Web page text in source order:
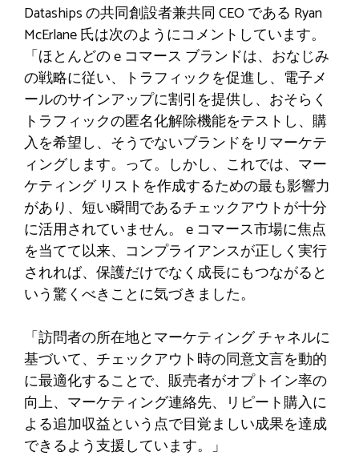
Dataships の共同創設者兼共同 CEO である Ryan
McErlane 氏は次のようにコメントしています。
「ほとんどの e コマース ブランドは、おなじみ
の戦略に従い、トラフィックを促進し、電子メ
ールのサインアップに割引を提供し、おそらく
トラフィックの匿名化解除機能をテストし、購
入を希望し、そうでないブランドをリマーケテ
ィングします。って。しかし、これでは、マー
ケティング リストを作成するための最も影響力
があり、短い瞬間であるチェックアウトが十分
に活用されていません。 e コマース市場に焦点
を当てて以来、コンプライアンスが正しく実行
されれば、保護だけでなく成長にもつながると
いう驚くべきことに気づきました。
「訪問者の所在地とマーケティング チャネルに
基づいて、チェックアウト時の同意文言を動的
に最適化することで、販売者がオプトイン率の
向上、マーケティング連絡先、リピート購入に
よる追加収益という点で目覚ましい成果を達成
できるよう支援しています。」